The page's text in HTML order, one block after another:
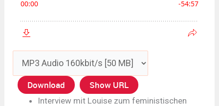
Download Show URL
Interview mit Louise zum feministischen